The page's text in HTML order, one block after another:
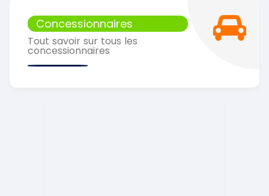
Concessionnaires
Tout savoir sur tous les
concessionnaires